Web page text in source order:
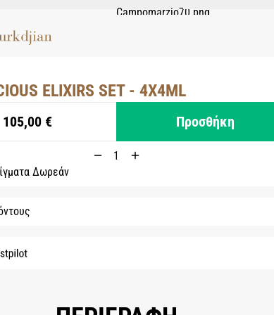
ELIXIRS SET - 4X4ML
105,00 € Προσθήκη
Δωρεάν